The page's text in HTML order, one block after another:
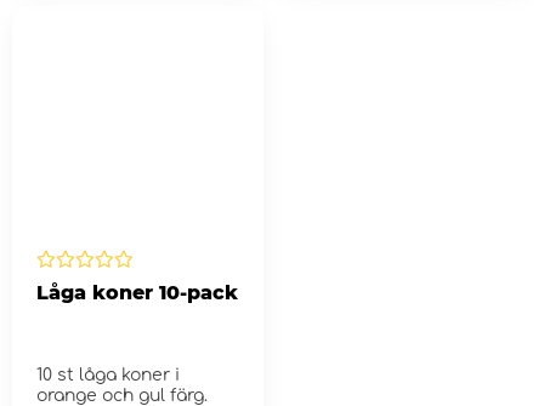
Låga koner 10-pack
10 st låga koner i
orange och gul färg.